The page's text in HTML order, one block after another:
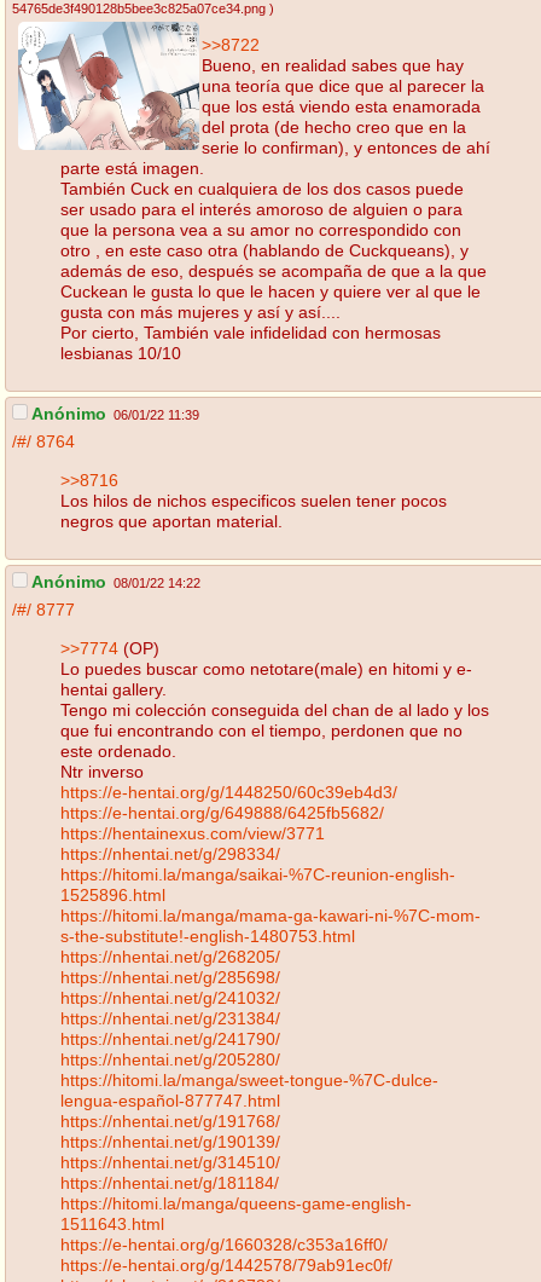
54765de3f490128b5bee3c825a07ce34.png )
>>8722
Bueno, en realidad sabes que hay
una teoría que dice que al parecer la
que los está viendo esta enamorada
del prota (de hecho creo que en la
serie lo confirman), y entonces de ahí
parte está imagen.
También Cuck en cualquiera de los dos casos puede
ser usado para el interés amoroso de alguien o para
que la persona vea a su amor no correspondido con
otro , en este caso otra (hablando de Cuckqueans), y
además de eso, después se acompaña de que a la que
Cuckean le gusta lo que le hacen y quiere ver al que le
gusta con más mujeres y así y así....
Por cierto, También vale infidelidad con hermosas
lesbianas 10/10
Anónimo 06/01/22 11:39
/#/ 8764
>>8716
Los hilos de nichos especificos suelen tener pocos
negros que aportan material.
Anónimo 08/01/22 14:22
/#/ 8777
>>7774 (OP)
Lo puedes buscar como netotare(male) en hitomi y e-
hentai gallery.
Tengo mi colección conseguida del chan de al lado y los
que fui encontrando con el tiempo, perdonen que no
este ordenado.
Ntr inverso
https://e-hentai.org/g/1448250/60c39eb4d3/
https://e-hentai.org/g/649888/6425fb5682/
https://hentainexus.com/view/3771
https://nhentai.net/g/298334/
https://hitomi.la/manga/saikai-%7C-reunion-english-
1525896.html
https://hitomi.la/manga/mama-ga-kawari-ni-%7C-mom-
s-the-substitute!-english-1480753.html
https://nhentai.net/g/268205/
https://nhentai.net/g/285698/
https://nhentai.net/g/241032/
https://nhentai.net/g/231384/
https://nhentai.net/g/241790/
https://nhentai.net/g/205280/
https://hitomi.la/manga/sweet-tongue-%7C-dulce-
lengua-español-877747.html
https://nhentai.net/g/191768/
https://nhentai.net/g/190139/
https://nhentai.net/g/314510/
https://nhentai.net/g/181184/
https://hitomi.la/manga/queens-game-english-
1511643.html
https://e-hentai.org/g/1660328/c353a16ff0/
https://e-hentai.org/g/1442578/79ab91ec0f/